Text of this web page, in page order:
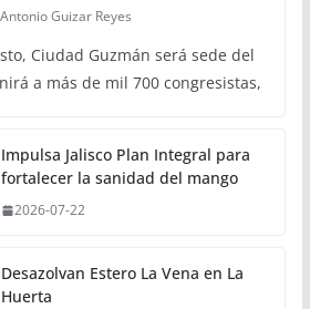
Guizar Reyes
Ciudad Guzmán será sede del
a más de mil 700 congresistas,
Impulsa Jalisco Plan Integral para
fortalecer la sanidad del mango
2026-07-22
Desazolvan Estero La Vena en La
Huerta